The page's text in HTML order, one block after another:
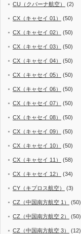
CU（クバーナ航空） (2)
CX（キャセイ 01） (50)
CX（キャセイ 02） (50)
CX（キャセイ 03） (50)
CX（キャセイ 04） (50)
CX（キャセイ 05） (50)
CX（キャセイ 06） (50)
CX（キャセイ 07） (50)
CX（キャセイ 08） (50)
CX（キャセイ 09） (50)
CX（キャセイ 10） (50)
CX（キャセイ 11） (58)
CX（キャセイ 12） (34)
CY（キプロス航空） (3)
CZ（中国南方航空 1） (50)
CZ（中国南方航空 2） (50)
CZ（中国南方航空 3） (12)